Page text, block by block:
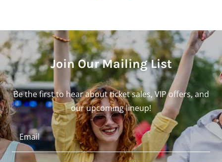
Join Our Mailing List
Be the first to hear about ticket sales, VIP offers, and
our upcoming lineup!
Email